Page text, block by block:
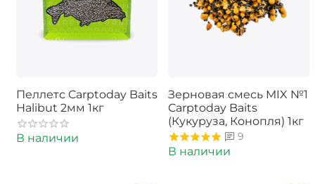
Пеллетс Carptoday Baits
Halibut 2мм 1кг
В наличии
Зерновая смесь MIX №1
Carptoday Baits
(Кукуруза, Конопля) 1кг
9
В наличии